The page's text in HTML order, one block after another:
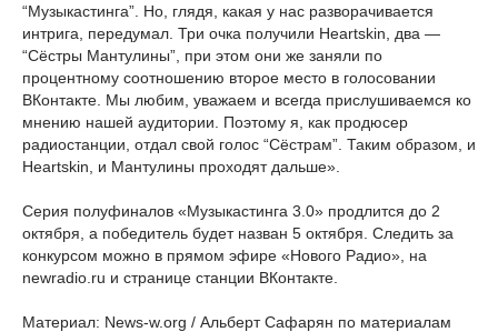
“Музыкастинга”. Но, глядя, какая у нас разворачивается
интрига, передумал. Три очка получили Heartskin, два —
“Сёстры Мантулины”, при этом они же заняли по
процентному соотношению второе место в голосовании
ВКонтакте. Мы любим, уважаем и всегда прислушиваемся ко
мнению нашей аудитории. Поэтому я, как продюсер
радиостанции, отдал свой голос “Сёстрам”. Таким образом, и
Heartskin, и Мантулины проходят дальше».
Серия полуфиналов «Музыкастинга 3.0» продлится до 2
октября, а победитель будет назван 5 октября. Следить за
конкурсом можно в прямом эфире «Нового Радио», на
newradio.ru и странице станции ВКонтакте.
Материал: News-w.org / Альберт Сафарян по материалам